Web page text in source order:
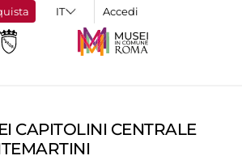
Accedi
CAPITOLINI CENTRALE